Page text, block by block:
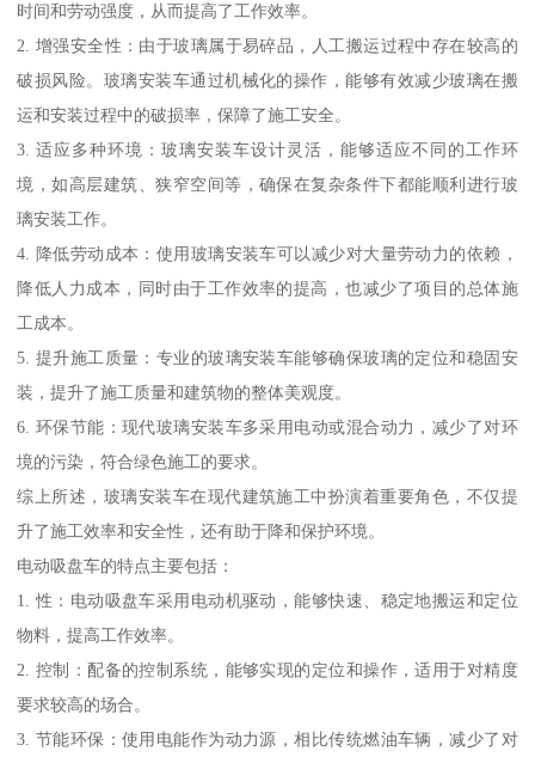
时间和劳动强度，从而提高了工作效率。
2. 增强安全性：由于玻璃属于易碎品，人工搬运过程中存在较高的
破损风险。玻璃安装车通过机械化的操作，能够有效减少玻璃在搬
运和安装过程中的破损率，保障了施工安全。
3. 适应多种环境：玻璃安装车设计灵活，能够适应不同的工作环
境，如高层建筑、狭窄空间等，确保在复杂条件下都能顺利进行玻
璃安装工作。
4. 降低劳动成本：使用玻璃安装车可以减少对大量劳动力的依赖，
降低人力成本，同时由于工作效率的提高，也减少了项目的总体施
工成本。
5. 提升施工质量：专业的玻璃安装车能够确保玻璃的定位和稳固安
装，提升了施工质量和建筑物的整体美观度。
6. 环保节能：现代玻璃安装车多采用电动或混合动力，减少了对环
境的污染，符合绿色施工的要求。
综上所述，玻璃安装车在现代建筑施工中扮演着重要角色，不仅提
升了施工效率和安全性，还有助于降和保护环境。
电动吸盘车的特点主要包括：
1. 性：电动吸盘车采用电动机驱动，能够快速、稳定地搬运和定位
物料，提高工作效率。
2. 控制：配备的控制系统，能够实现的定位和操作，适用于对精度
要求较高的场合。
3. 节能环保：使用电能作为动力源，相比传统燃油车辆，减少了对